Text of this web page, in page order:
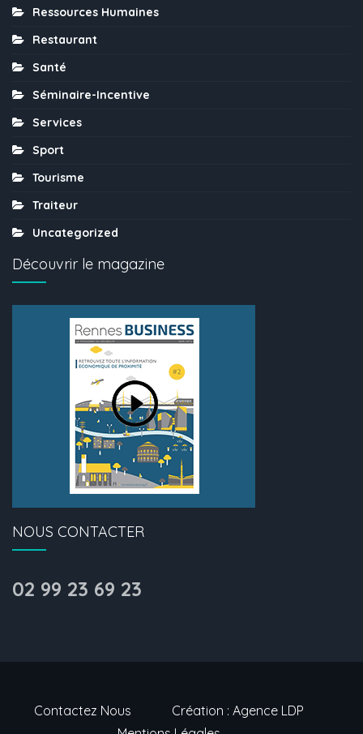
Ressources Humaines
Restaurant
Santé
Séminaire-Incentive
Services
Sport
Tourisme
Traiteur
Uncategorized
Découvrir le magazine
NOUS CONTACTER
02 99 23 69 23
Contactez Nous
Création : Agence LDP